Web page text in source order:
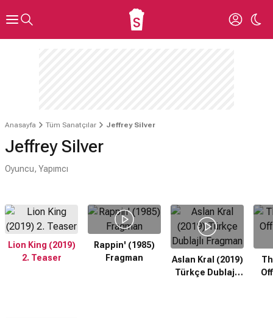
Anasayfa Tüm Sanatçılar Jeffrey Silver
Jeffrey Silver
Oyuncu, Yapımcı
Lion King (2019)
2. Teaser
Rappin' (1985)
Fragman
Aslan Kral (2019)
Türkçe Dublajlı